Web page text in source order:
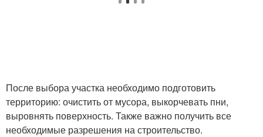
После выбора участка необходимо подготовить
территорию: очистить от мусора, выкорчевать пни,
выровнять поверхность. Также важно получить все
необходимые разрешения на строительство.